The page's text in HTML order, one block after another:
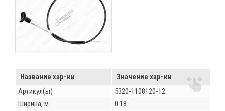
Название хар-ки
Значение хар-ки
Артикул(ы)
5320-1108120-12
Ширина, м
0.18